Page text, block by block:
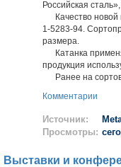
Российская
Качество новой
1-5283-94.
размера.
Катанка
продукция
Ранее на
Комментарии
Источник:
Просмотры:
Выставки и